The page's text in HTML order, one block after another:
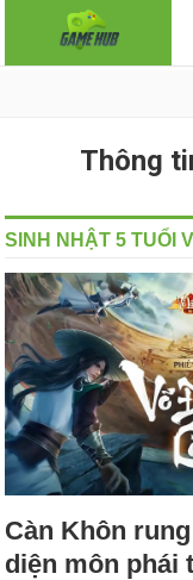
Thông
SINH NHẬT 5 TUỔI
Càn Khôn
diện môn phái